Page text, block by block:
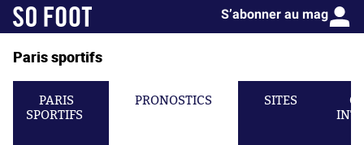
S’abonner au mag
Paris sportifs
PARIS
SPORTIFS
PRONOSTICS SITES